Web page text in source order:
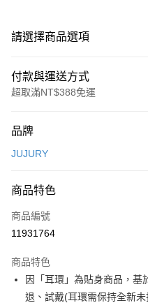
請選擇商品選項
付款與運送方式
超取滿NT$388免運
信用卡一次付款
3 期 0 利率 每期
合作金庫商業銀行
上海商業儲蓄銀行
臺灣中小企業銀行
匯豐（台灣）商業銀行
聯邦商業銀行
超商取貨付款
LINE Pay
Apple Pay
街口支付
品牌
JUJURY
商品特色
商品編號
11931764
商品特色
因「耳環」為貼身商品，基
退、試戴(耳環需保持全新